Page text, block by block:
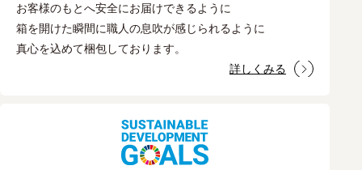
お客様のもとへ安全にお届けできるように
箱を開けた瞬間に職人の息吹が感じられるように
真心を込めて梱包しております。
詳しくみる